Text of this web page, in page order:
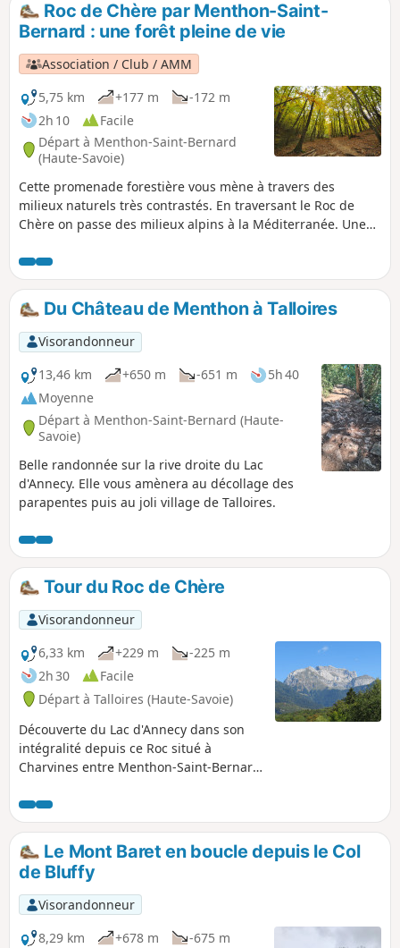
p
Roc de Chère par Menthon-Saint-
Bernard : une forêt pleine de vie
Association / Club / AMM
5,75 km
+177 m
-172 m
2h 10
Facile
Départ à Menthon-Saint-Bernard
(Haute-Savoie)
Cette promenade forestière vous mène à travers des
milieux naturels très contrastés. En traversant le Roc de
Chère on passe des milieux alpins à la Méditerranée. Une
cet éperon rocheux qui surplombe le Lac d'Annecy.
Du Château de Menthon à Talloires
Visorandonneur
13,46 km
+650 m -651 m
5h 40
Moyenne
Départ à Menthon-Saint-Bernard (Haute-
Savoie)
Belle randonnée sur la rive droite du Lac
d'Annecy. Elle vous amènera au décollage des
parapentes puis au joli village de Talloires.
Tour du Roc de Chère
Visorandonneur
6,33 km
+229 m
-225 m
2h 30
Facile
Départ à Talloires (Haute-Savoie)
Découverte du Lac d'Annecy dans son
intégralité depuis ce Roc situé à
Charvines entre Menthon-Saint-Bernard
golf.
Le Mont Baret en boucle depuis le Col
de Bluffy
Visorandonneur
8,29 km
+678 m
-675 m